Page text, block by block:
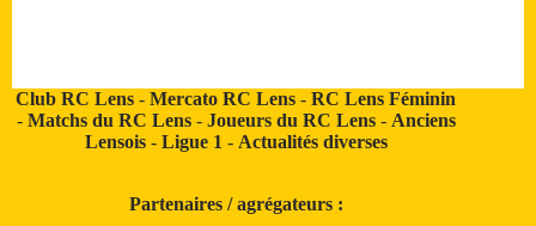
Club RC Lens -Mercato RC Lens -RC Lens Féminin
- Matchs du RC Lens- Joueurs du RC Lens- Anciens
Lensois- Ligue 1 - Actualités diverses
Partenaires / agrégateurs :